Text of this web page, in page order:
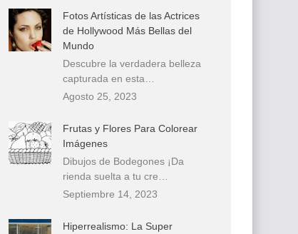
Fotos Artísticas de las Actrices
de Hollywood Más Bellas del
Mundo
Descubre la verdadera belleza
capturada en esta…
Agosto 25, 2023
Frutas y Flores Para Colorear
Imágenes
Dibujos de Bodegones ¡Da
rienda suelta a tu cre…
Septiembre 14, 2023
Hiperrealismo: La Super